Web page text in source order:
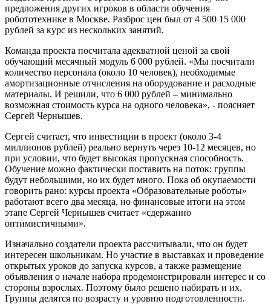
предложения других игроков в области обучения
робототехнике в Москве. Разброс цен был от 4 500 15 000
рублей за курс из нескольких занятий.
Команда проекта посчитала адекватной ценой за свой
обучающий месячный модуль 6 000 рублей. «Мы посчитали
количество персонала (около 10 человек), необходимые
амортизационные отчисления на оборудование и расходные
материалы. И решили, что 6 000 рублей – минимально
возможная стоимость курса на одного человека», - поясняет
Сергей Чернышев.
Сергей считает, что инвестиции в проект (около 3-4
миллионов рублей) реально вернуть через 10-12 месяцев, но
при условии, что будет высокая пропускная способность.
Обучение можно фактически поставить на поток: группы
будут небольшими, но их будет много. Пока об окупаемости
говорить рано: курсы проекта «Образовательные роботы»
работают всего два месяца, но финансовые итоги на этом
этапе Сергей Чернышев считает «сдержанно
оптимистичными».
Изначально создатели проекта рассчитывали, что он будет
интересен школьникам. Но участие в выставках и проведение
открытых уроков до запуска курсов, а также размещение
объявления о начале набора продемонстрировали интерес и со
стороны взрослых. Поэтому было решено набирать и их.
Группы делятся по возрасту и уровню подготовленности.